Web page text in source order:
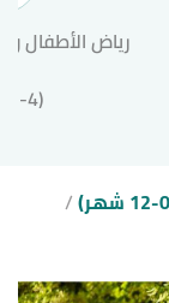
رياض الأطفال
(12-4 سنة)